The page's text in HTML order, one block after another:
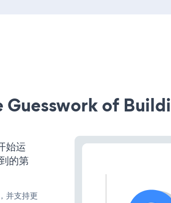
Guesswork of
始运
的第
并支持更